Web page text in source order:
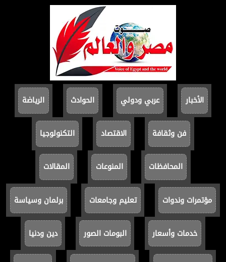
الأخبار عربي ودولي الحوادث الرياضة
فن وثقافة الاقتصاد التكنولوجيا
المحافظات المنوعات المقالات
مؤتمرات وندوات تعليم وجامعات برلمان وسياسة
خدمات وأسعار البومات الصور دين ودنيا